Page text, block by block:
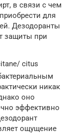
в связи с чем
для
Дезодоранты
защиты при
citus
никак
оно
эффективно
ощущение